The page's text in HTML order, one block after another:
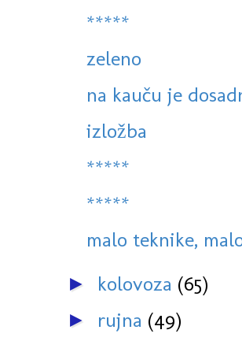
*****
zeleno
na kauču je
izložba
*****
*****
malo teknike,
► kolovoza (65)
► rujna (49)